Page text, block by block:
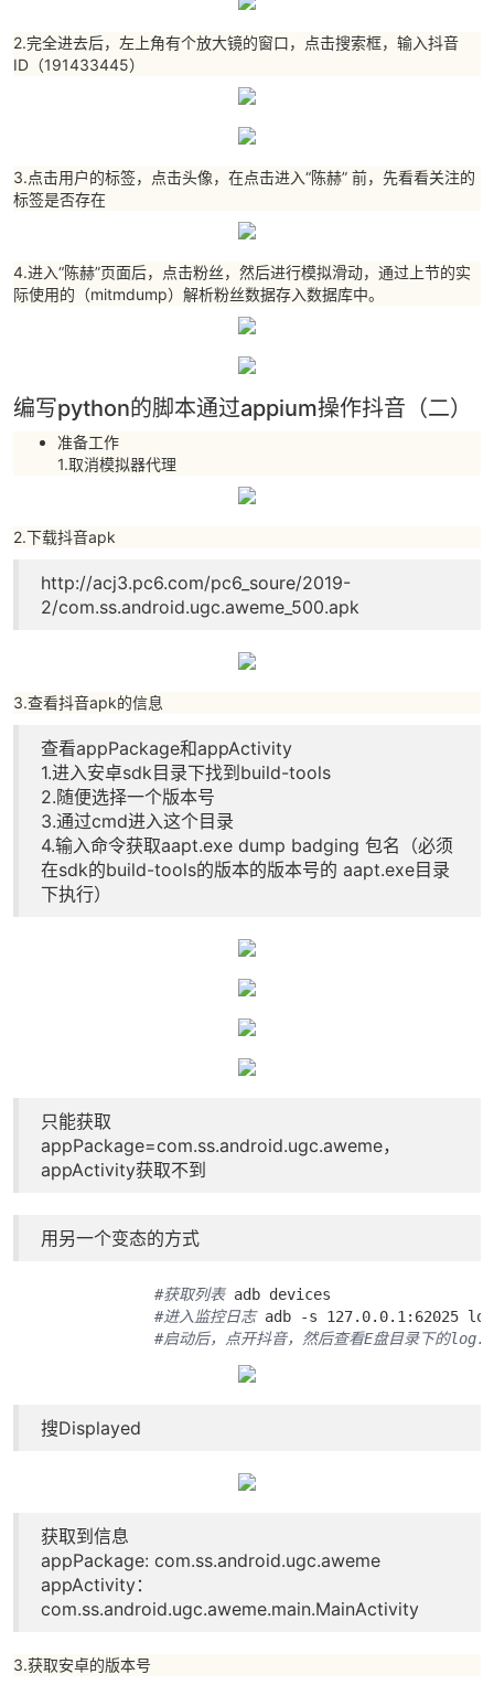
2.完全进去后，左上角有个放大镜的窗口，点击搜索框，输入抖音
ID（191433445）
3.点击用户的标签，点击头像，在点击进入“陈赫” 前，先看看关注的
标签是否存在
4.进入“陈赫”页面后，点击粉丝，然后进行模拟滑动，通过上节的实
际使用的（mitmdump）解析粉丝数据存入数据库中。
编写python的脚本通过appium操作抖音（二）
准备工作
1.取消模拟器代理
2.下载抖音apk
http://acj3.pc6.com/pc6_soure/2019-
2/com.ss.android.ugc.aweme_500.apk
3.查看抖音apk的信息
查看appPackage和appActivity
1.进入安卓sdk目录下找到build-tools
2.随便选择一个版本号
3.通过cmd进入这个目录
4.输入命令获取aapt.exe dump badging 包名（必须
在sdk的build-tools的版本的版本号的 aapt.exe目录
下执行）
只能获取
appPackage=com.ss.android.ugc.aweme，
appActivity获取不到
用另一个变态的方式
#获取列表 adb devices
#进入监控日志 adb -s 127.0.0.1:62025
#启动后，点开抖音，然后查看E盘目录下的
搜Displayed
获取到信息
appPackage: com.ss.android.ugc.aweme
appActivity：
com.ss.android.ugc.aweme.main.MainActivity
3.获取安卓的版本号